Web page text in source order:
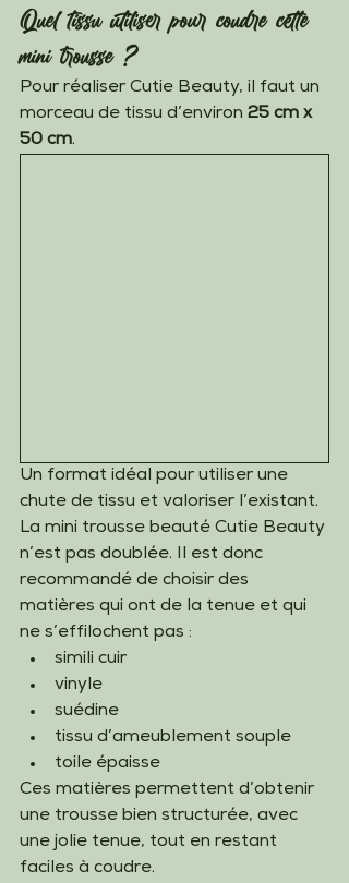
Quel tissu utiliser pour coudre cette
mini trousse ?
Pour réaliser Cutie Beauty, il faut un
morceau de tissu d’environ 25 cm x
50 cm.
Un format idéal pour utiliser une
chute de tissu et valoriser l’existant.
La mini trousse beauté Cutie Beauty
n’est pas doublée. Il est donc
recommandé de choisir des
matières qui ont de la tenue et qui
ne s’effilochent pas :
simili cuir
vinyle
suédine
tissu d’ameublement souple
toile épaisse
Ces matières permettent d’obtenir
une trousse bien structurée, avec
une jolie tenue, tout en restant
faciles à coudre.